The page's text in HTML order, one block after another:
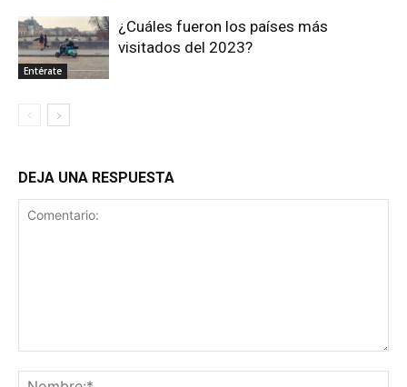
Entérate
¿Cuáles fueron los países más
visitados del 2023?
DEJA UNA RESPUESTA